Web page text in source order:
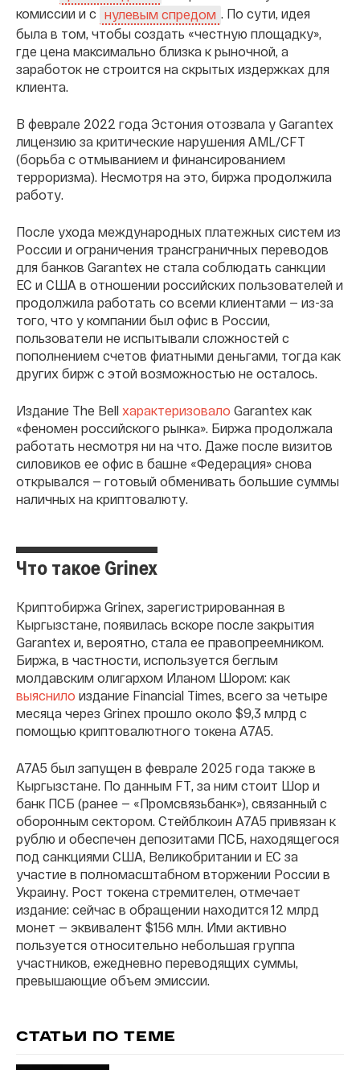
комиссии и с нулевым спредом . По сути, идея
была в том, чтобы создать «честную площадку»,
где цена максимально близка к рыночной, а
заработок не строится на скрытых издержках для
клиента.
В феврале 2022 года Эстония отозвала у Garantex
лицензию за критические нарушения AML/CFT
(борьба с отмыванием и финансированием
терроризма). Несмотря на это, биржа продолжила
работу.
После ухода международных платежных систем из
России и ограничения трансграничных переводов
для банков Garantex не стала соблюдать санкции
ЕС и США в отношении российских пользователей и
продолжила работать со всеми клиентами — из-за
того, что у компании был офис в России,
пользователи не испытывали сложностей с
пополнением счетов фиатными деньгами, тогда как
других бирж с этой возможностью не осталось.
Издание The Bell характеризовало Garantex как
«феномен российского рынка». Биржа продолжала
работать несмотря ни на что. Даже после визитов
силовиков ее офис в башне «Федерация» снова
открывался — готовый обменивать большие суммы
наличных на криптовалюту.
Что такое Grinex
Криптобиржа Grinex, зарегистрированная в
Кыргызстане, появилась вскоре после закрытия
Garantex и, вероятно, стала ее правопреемником.
Биржа, в частности, используется беглым
молдавским олигархом Иланом Шором: как
выяснило издание Financial Times, всего за четыре
месяца через Grinex прошло около $9,3 млрд с
помощью криптовалютного токена A7A5.
A7A5 был запущен в феврале 2025 года также в
Кыргызстане. По данным FT, за ним стоит Шор и
банк ПСБ (ранее — «Промсвязьбанк»), связанный с
оборонным сектором. Стейблкоин A7A5 привязан к
рублю и обеспечен депозитами ПСБ, находящегося
под санкциями США, Великобритании и ЕС за
участие в полномасштабном вторжении России в
Украину. Рост токена стремителен, отмечает
издание: сейчас в обращении находится 12 млрд
монет — эквивалент $156 млн. Ими активно
пользуется относительно небольшая группа
участников, ежедневно переводящих суммы,
превышающие объем эмиссии.
СТАТЬИ ПО ТЕМЕ